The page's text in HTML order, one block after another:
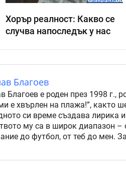
Хорър реалност: Какво се
случва напоследък у нас
Благоев
Благоев е роден през 1998 г.,
е хвърлен на плажа!”, както
си време създава лирика
му са в широк диапазон –
до футбол, от теб до мен.